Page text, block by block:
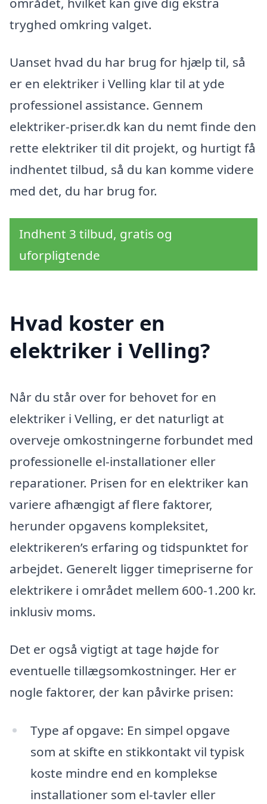
tryghed omkring valget.
Uanset hvad du har brug for hjælp til, så
er en elektriker i Velling klar til at yde
professionel assistance. Gennem
elektriker-priser.dk kan du nemt finde den
rette elektriker til dit projekt, og hurtigt få
indhentet tilbud, så du kan komme videre
med det, du har brug for.
Indhent 3 tilbud, gratis og
uforpligtende
Hvad koster en
elektriker i Velling?
Når du står over for behovet for en
elektriker i Velling, er det naturligt at
overveje omkostningerne forbundet med
professionelle el-installationer eller
reparationer. Prisen for en elektriker kan
variere afhængigt af flere faktorer,
herunder opgavens kompleksitet,
elektrikeren’s erfaring og tidspunktet for
arbejdet. Generelt ligger timepriserne for
elektrikere i området mellem 600-1.200 kr.
inklusiv moms.
Det er også vigtigt at tage højde for
eventuelle tillægsomkostninger. Her er
nogle faktorer, der kan påvirke prisen:
Type af opgave: En simpel opgave
som at skifte en stikkontakt vil typisk
koste mindre end en komplekse
installationer som el-tavler eller